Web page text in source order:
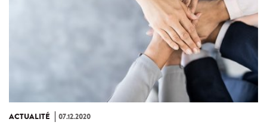
ACTUALITÉ 07.12.2020